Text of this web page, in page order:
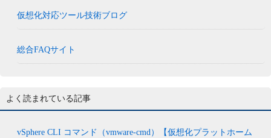
仮想化対応ツール技術ブログ
総合FAQサイト
よく読まれている記事
vSphere CLI コマンド（vmware-cmd）【仮想化プラットホーム